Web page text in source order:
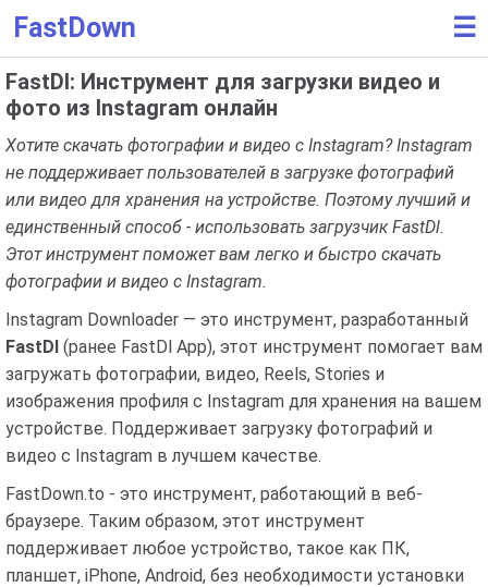
FastDown ☰
FastDl: Инструмент для загрузки видео и
фото из Instagram онлайн
Хотите скачать фотографии и видео с Instagram? Instagram
не поддерживает пользователей в загрузке фотографий
или видео для хранения на устройстве. Поэтому лучший и
единственный способ - использовать загрузчик FastDl.
Этот инструмент поможет вам легко и быстро скачать
фотографии и видео с Instagram.
Instagram Downloader — это инструмент, разработанный
FastDl (ранее FastDl App), этот инструмент помогает вам
загружать фотографии, видео, Reels, Stories и
изображения профиля с Instagram для хранения на вашем
устройстве. Поддерживает загрузку фотографий и
видео с Instagram в лучшем качестве.
FastDown.to - это инструмент, работающий в веб-
браузере. Таким образом, этот инструмент
поддерживает любое устройство, такое как ПК,
планшет, iPhone, Android, без необходимости установки